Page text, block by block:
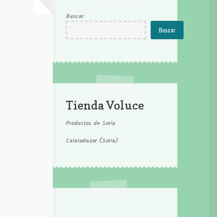
Buscar
Buscar
Tienda Voluce
Productos de Soria
Calatañazor (Soria)